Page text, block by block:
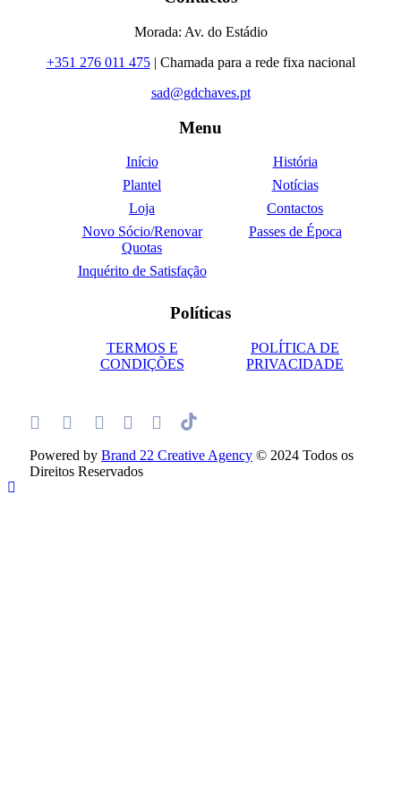
Morada: Av. do Estádio
+351 276 011 475| Chamada para a rede fixa nacional
sad@gdchaves.pt
Menu
Início
História
Plantel
Notícias
Loja
Contactos
Novo Sócio/Renovar
Quotas
Passes de Época
Inquérito de Satisfação
Políticas
TERMOS E
CONDIÇÕES
POLÍTICA DE
PRIVACIDADE
Powered by Brand 22 Creative Agency © 2024 Todos os
Direitos Reservados